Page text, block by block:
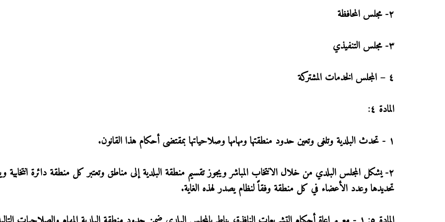
٢- مجلس المحافظة
٣- مجلس التنفيذي
٤ – المجلس الخدمات المشتركة
المادة ٤:
١ - تحدث البلدية وتلغى وتعين حدود منطقتها ومهامها وصلاحياتها بمقتضى أحكام هذا القانون.
٢- يشكل المجلس البلدي من خلال الانتخاب المباشر ويجوز تقسيم منطقة البلدية إلى مناطق وتعتبر كل منطقة دائرة انتخابية
تحديدها وعدد الأعضاء في كل منطقة وفقاً لنظام يصدر لهذه الغاية.